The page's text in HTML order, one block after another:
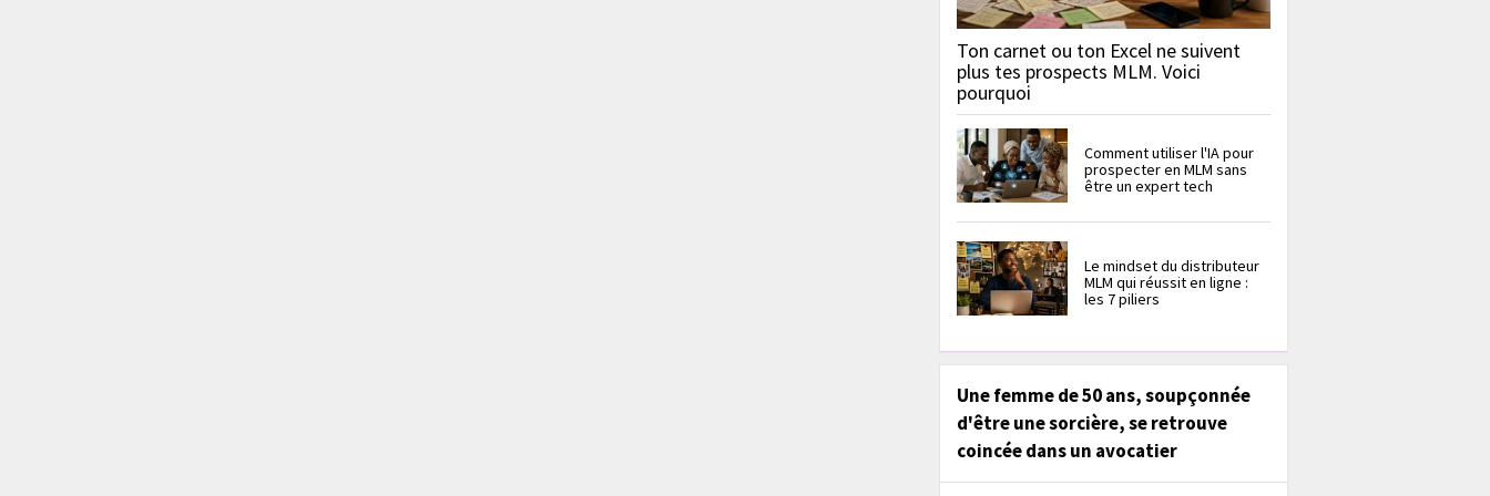
Ton carnet ou ton Excel ne suivent
plus tes prospects MLM. Voici
pourquoi
Comment utiliser l'IA pour
prospecter en MLM sans
être un expert tech
Le mindset du distributeur
MLM qui réussit en ligne :
les 7 piliers
Une femme de 50 ans, soupçonnée
d'être une sorcière, se retrouve
coincée dans un avocatier